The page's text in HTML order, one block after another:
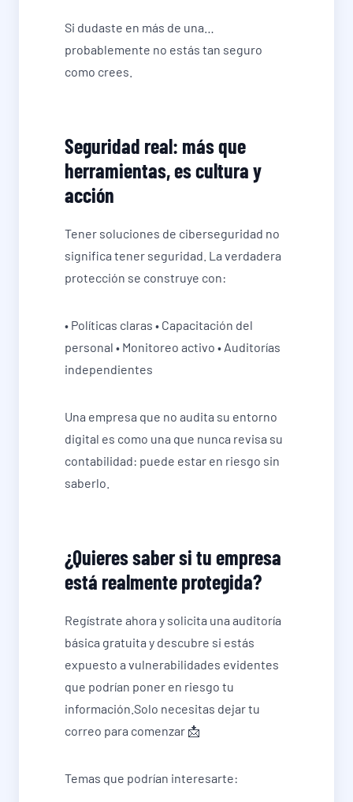
Si dudaste en más de una…
probablemente no estás tan seguro
como crees.
Seguridad real: más que
herramientas, es cultura y
acción
Tener soluciones de ciberseguridad no
significa tener seguridad. La verdadera
protección se construye con:
• Políticas claras • Capacitación del
personal • Monitoreo activo • Auditorías
independientes
Una empresa que no audita su entorno
digital es como una que nunca revisa su
contabilidad: puede estar en riesgo sin
saberlo.
¿Quieres saber si tu empresa
está realmente protegida?
Regístrate ahora y solicita una auditoría
básica gratuita y descubre si estás
expuesto a vulnerabilidades evidentes
que podrían poner en riesgo tu
información.Solo necesitas dejar tu
correo para comenzar 📩
Temas que podrían interesarte: